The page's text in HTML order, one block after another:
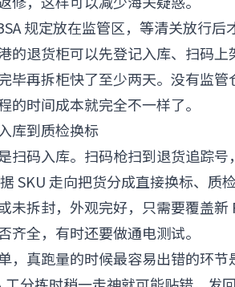
规定放在监管区，等清关放行
的退货柜可以先登记入库、扫码上
毕再拆柜快了至少两天。没有监
的时间成本就完全不一样了。
库到质检换标
扫码入库。扫码枪扫到退货追踪号
SKU 走向把货分成直接换标、质
未拆封，外观完好，只需要覆盖新
齐全，有时还要做通电测试。
，真跑量的时候最容易出错的环